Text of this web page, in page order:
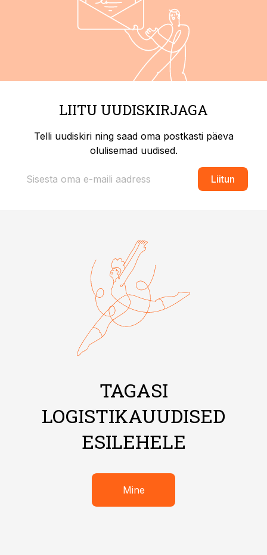
LIITU UUDISKIRJAGA
Telli uudiskiri ning saad oma postkasti päeva
olulisemad uudised.
Liitun
TAGASI
LOGISTIKAUUDISED
ESILEHELE
Mine